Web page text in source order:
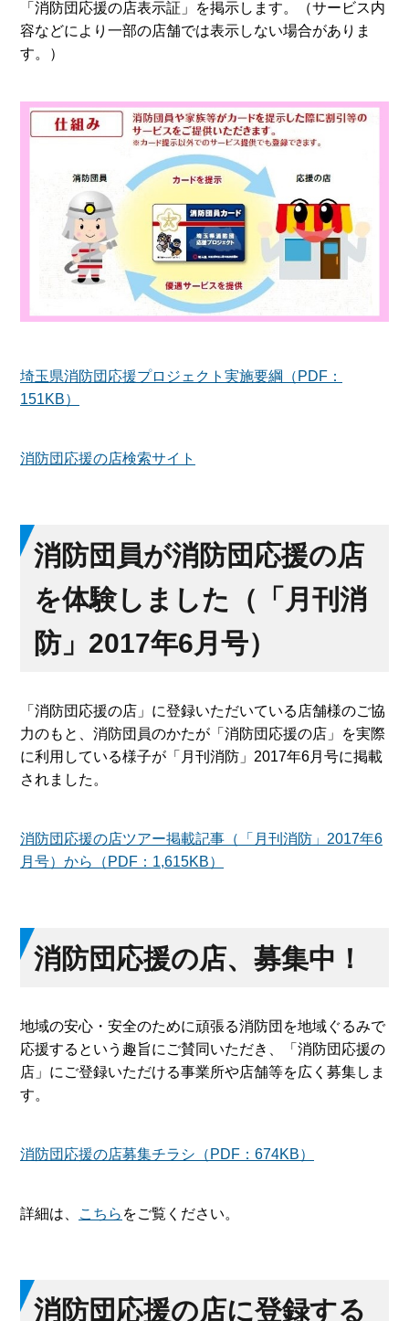
「消防団応援の店表示証」を掲示します。（サービス内
容などにより一部の店舗では表示しない場合がありま
す。）
埼玉県消防団応援プロジェクト実施要綱（PDF：
151KB）
消防団応援の店検索サイト
消防団員が消防団応援の店
を体験しました（「月刊消
防」2017年6月号）
「消防団応援の店」に登録いただいている店舗様のご協
力のもと、消防団員のかたが「消防団応援の店」を実際
に利用している様子が「月刊消防」2017年6月号に掲載
されました。
消防団応援の店ツアー掲載記事（「月刊消防」2017年6
月号）から（PDF：1,615KB）
消防団応援の店、募集中！
地域の安心・安全のために頑張る消防団を地域ぐるみで
応援するという趣旨にご賛同いただき、「消防団応援の
店」にご登録いただける事業所や店舗等を広く募集しま
す。
消防団応援の店募集チラシ（PDF：674KB）
詳細は、 こちら をご覧ください。
消防団応援の店に登録する